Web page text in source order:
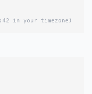
in your timezone)